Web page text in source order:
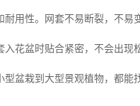
用性。网套不易断裂，不易
花盆时贴合紧密，不会出现
盆栽到大型景观植物，都能